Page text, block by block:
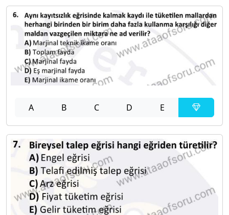
A B C D E